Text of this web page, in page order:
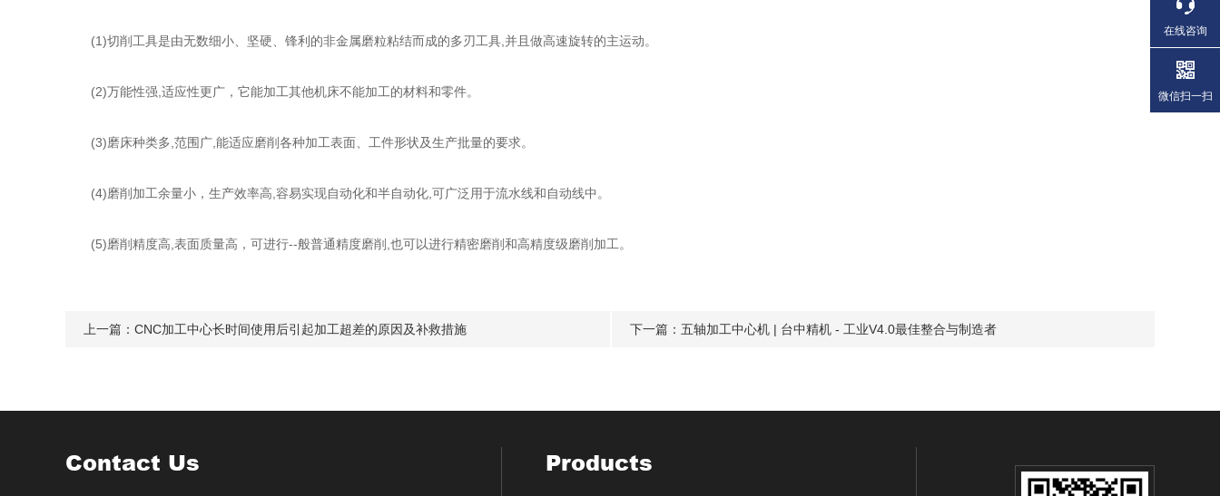
(1)切削工具是由无数细小、坚硬、锋利的非金属磨粒粘结而成的多刃工具,并且做高速旋转的主运动。
(2)万能性强,适应性更广，它能加工其他机床不能加工的材料和零件。
(3)磨床种类多,范围广,能适应磨削各种加工表面、工件形状及生产批量的要求。
(4)磨削加工余量小，生产效率高,容易实现自动化和半自动化,可广泛用于流水线和自动线中。
(5)磨削精度高,表面质量高，可进行--般普通精度磨削,也可以进行精密磨削和高精度级磨削加工。
上一篇： CNC加工中心长时间使用后引起加工超差的原因及补救措施 下一篇： 五轴加工中心机 | 台中精机 - 工业V4.0最佳整合与制造者
Contact Us Products
在线咨询
微信扫一扫